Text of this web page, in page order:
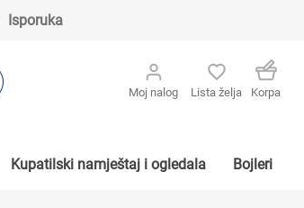
Isporuka
Moj nalog Lista želja Korpa
Kupatilski namještaj i ogledala Bojleri